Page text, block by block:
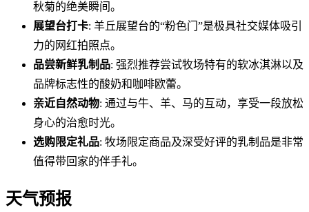
秋菊的绝美瞬间。
展望台打卡: 羊丘展望台的“粉色门”是极具社交媒体吸引
力的网红拍照点。
品尝新鲜乳制品: 强烈推荐尝试牧场特有的软冰淇淋以及
品牌标志性的酸奶和咖啡欧蕾。
亲近自然动物: 通过与牛、羊、马的互动，享受一段放松
身心的治愈时光。
选购限定礼品: 牧场限定商品及深受好评的乳制品是非常
值得带回家的伴手礼。
天气预报